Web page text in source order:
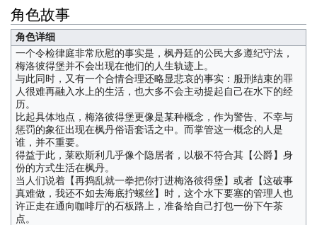
角色故事
角色详细
一个令检律庭非常欣慰的事实是，枫丹廷的公民大多遵纪守法，
梅洛彼得堡并不会出现在他们的人生轨迹上。
与此同时，又有一个合情合理还略显悲哀的事实：服刑结束的罪
人很难再融入水上的生活，也大多不会主动提起自己在水下的经
历。
比起具体地点，梅洛彼得堡更像是某种概念，作为警告、不幸与
惩罚的象征出现在枫丹俗语套话之中。而掌管这一概念的人是
谁，并不重要。
得益于此，莱欧斯利几乎像个隐居者，以极不符合其【公爵】身
份的方式生活在枫丹。
当人们说着【再捣乱就一拳把你打进梅洛彼得堡】或者【这破事
真难做，我还不如去海底拧螺丝】时，这个水下要塞的管理人也
许正走在通向咖啡厅的石板路上，准备给自己打包一份下午茶
点。